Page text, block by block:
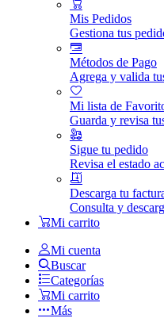
Mis Pedidos
Gestiona tus
Métodos de Pago
Agrega y valida
Mi lista de
Guarda y revisa
Sigue tu pedido
Revisa el estado
Descarga tu
Consulta y
Mi carrito
Mi cuenta
Buscar
Categorías
Mi carrito
Más